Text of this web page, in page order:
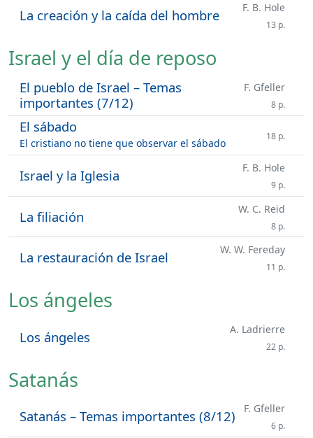
La creación y la caída del hombre F. B. Hole
13 p.
Israel y el día de reposo
El pueblo de Israel – Temas
importantes (7/12)
F. Gfeller
8 p.
El sábado
El cristiano no tiene que observar el sábado
18 p.
Israel y la Iglesia F. B. Hole
9 p.
La filiación W. C. Reid
8 p.
La restauración de Israel W. W. Fereday
11 p.
Los ángeles
Los ángeles A. Ladrierre
22 p.
Satanás
Satanás – Temas importantes (8/12) F. Gfeller
6 p.